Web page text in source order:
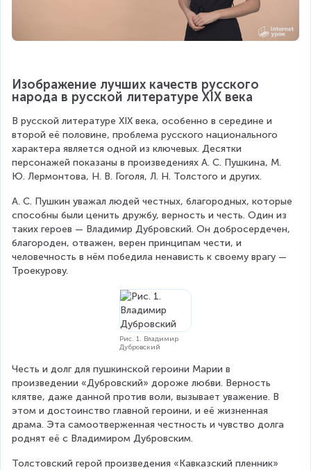
Изображение лучших качеств русского
народа в русской литературе XIX века
В русской литературе XIX века, особенно в середине и
второй её половине, проблема русского национального
характера является одной из ключевых. Десятки
персонажей показаны в произведениях А. С. Пушкина, М.
Ю. Лермонтова, Н. В. Гоголя, Л. Н. Толстого и других.
А. С. Пушкин уважал людей честных, благородных, которые
способны были ценить дружбу, верность и честь. Один из
таких героев — Владимир Дубровский. Он добросердечен,
благороден, отважен, верен принципам чести, и
человечность в нём победила ненависть к своему врагу —
Троекурову.
Рис. 1. Владимир
Дубровский
Честь и долг для пушкинской героини Марии в
произведении «Дубровский» дороже любви. Верность
клятве, даже данной против воли, вызывает уважение. В
этом и достоинство главной героини, и её жизненная
драма. Эта самоотверженная честность и чувство долга
роднят её с Владимиром Дубровским.
Толстовский герой произведения «Кавказский пленник»